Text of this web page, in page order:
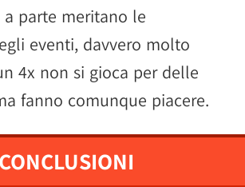
a parte meritano le
eventi, davvero molto
4x non si gioca per delle
fanno comunque piacere.
CONCLUSIONI